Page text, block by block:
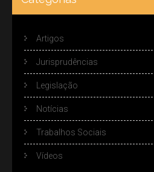
Artigos
Jurisprudências
Legislação
Notícias
Trabalhos Sociais
Vídeos